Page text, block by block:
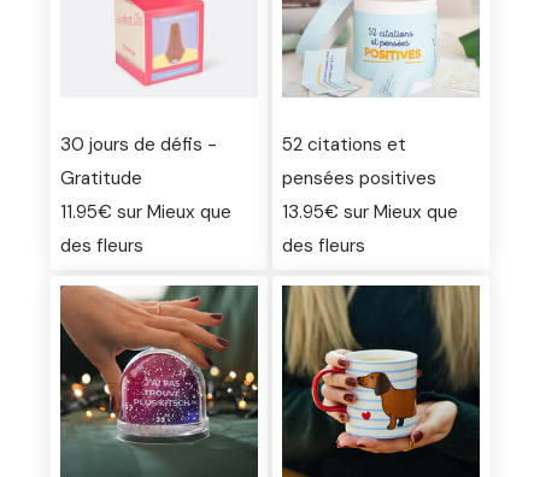
30 jours de défis -
Gratitude
11.95€ sur Mieux que
des fleurs
52 citations et
pensées positives
13.95€ sur Mieux que
des fleurs